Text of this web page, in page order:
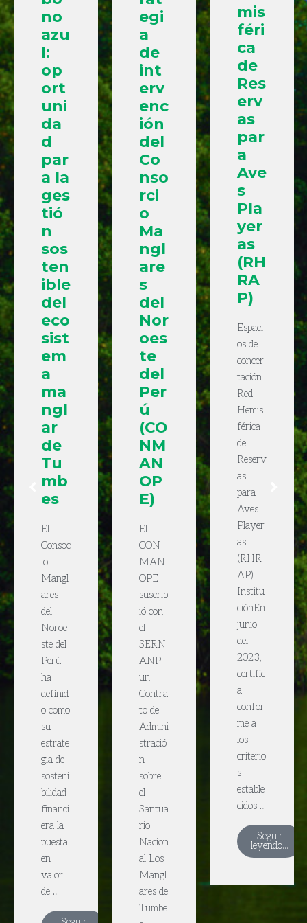
no
azu
l:
op
ort
uni
da
d
par
a la
ges
tió
n
sos
ten
ible
del
eco
sist
em
a
ma
ngl
ar
de
Tu
mb
es
El
Consoc
io
Mangl
ares
del
Noroe
ste del
Perú
ha
definid
o como
su
estrate
gia de
sosteni
bilidad
financi
era la
puesta
en
valor
de…
egi
a
de
int
erv
enc
ión
del
Co
nso
rci
o
Ma
ngl
are
s
del
Nor
oes
te
del
Per
ú
(CO
NM
AN
OP
E)
El
CON
MAN
OPE
suscrib
ió con
el
SERN
ANP
un
Contra
to de
Admini
stració
n
sobre
el
Santua
rio
Nacion
al Los
Mangl
ares de
Tumbe
mis
féri
ca
de
Res
erv
as
par
a
Ave
s
Pla
yer
as
(RH
RA
P)
Espaci
os de
concer
tación
Red
Hemis
férica
de
Reserv
as
para
Aves
Player
as
(RHR
AP)
Institu
ciónEn
junio
del
2023,
certific
a
confor
me a
los
criterio
s
estable
cidos…
Seguir
leyendo...